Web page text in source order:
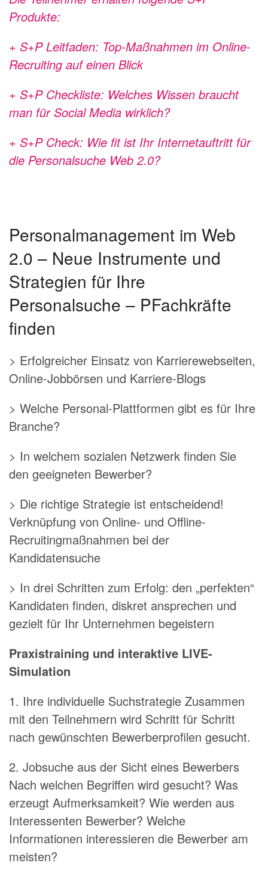
Produkte:
+ S+P Leitfaden: Top-Maßnahmen im Online-
Recruiting auf einen Blick
+ S+P Checkliste: Welches Wissen braucht
man für Social Media wirklich?
+ S+P Check: Wie fit ist Ihr Internetauftritt für
die Personalsuche Web 2.0?
Personalmanagement im Web
2.0 – Neue Instrumente und
Strategien für Ihre
Personalsuche – PFachkräfte
finden
> Erfolgreicher Einsatz von Karrierewebseiten,
Online-Jobbörsen und Karriere-Blogs
> Welche Personal-Plattformen gibt es für Ihre
Branche?
> In welchem sozialen Netzwerk finden Sie
den geeigneten Bewerber?
> Die richtige Strategie ist entscheidend!
Verknüpfung von Online- und Offline-
Recruitingmaßnahmen bei der
Kandidatensuche
> In drei Schritten zum Erfolg: den „perfekten“
Kandidaten finden, diskret ansprechen und
gezielt für Ihr Unternehmen begeistern
Praxistraining und interaktive LIVE-
Simulation
1. Ihre individuelle Suchstrategie Zusammen
mit den Teilnehmern wird Schritt für Schritt
nach gewünschten Bewerberprofilen gesucht.
2. Jobsuche aus der Sicht eines Bewerbers
Nach welchen Begriffen wird gesucht? Was
erzeugt Aufmerksamkeit? Wie werden aus
Interessenten Bewerber? Welche
Informationen interessieren die Bewerber am
meisten?